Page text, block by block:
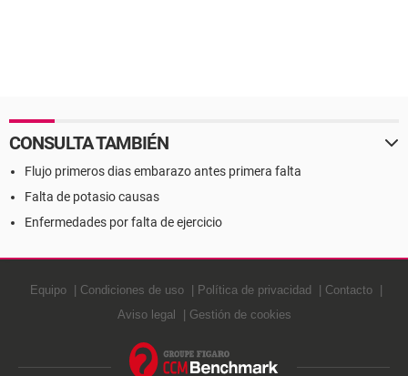
CONSULTA TAMBIÉN
Flujo primeros dias embarazo antes primera falta
Falta de potasio causas
Enfermedades por falta de ejercicio
Equipo Condiciones de uso Política de privacidad
Contacto
Aviso legal
Gestión de cookies